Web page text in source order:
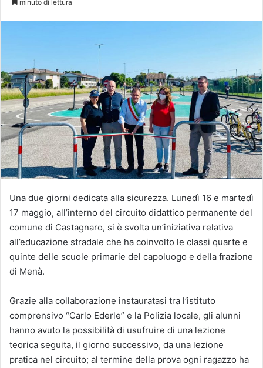
minuto di lettura
Una due giorni dedicata alla sicurezza. Lunedì 16 e martedì
17 maggio, all’interno del circuito didattico permanente del
comune di Castagnaro, si è svolta un’iniziativa relativa
all’educazione stradale che ha coinvolto le classi quarte e
quinte delle scuole primarie del capoluogo e della frazione
di Menà.
Grazie alla collaborazione instauratasi tra l’istituto
comprensivo “Carlo Ederle” e la Polizia locale, gli alunni
hanno avuto la possibilità di usufruire di una lezione
teorica seguita, il giorno successivo, da una lezione
pratica nel circuito; al termine della prova ogni ragazzo ha